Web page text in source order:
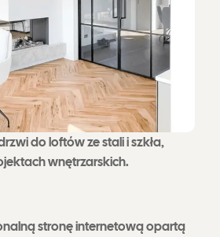
do loftów ze stali i szkła,
wnętrzarskich.
stronę internetową opartą